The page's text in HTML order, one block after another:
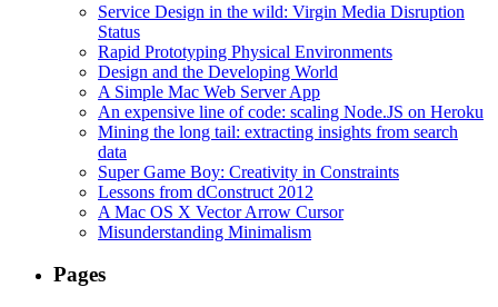
Service Design in the wild: Virgin Media Disruption
Status
Rapid Prototyping Physical Environments
Design and the Developing World
A Simple Mac Web Server App
An expensive line of code: scaling Node.JS on Heroku
Mining the long tail: extracting insights from search
data
Super Game Boy: Creativity in Constraints
Lessons from dConstruct 2012
A Mac OS X Vector Arrow Cursor
Misunderstanding Minimalism
Pages